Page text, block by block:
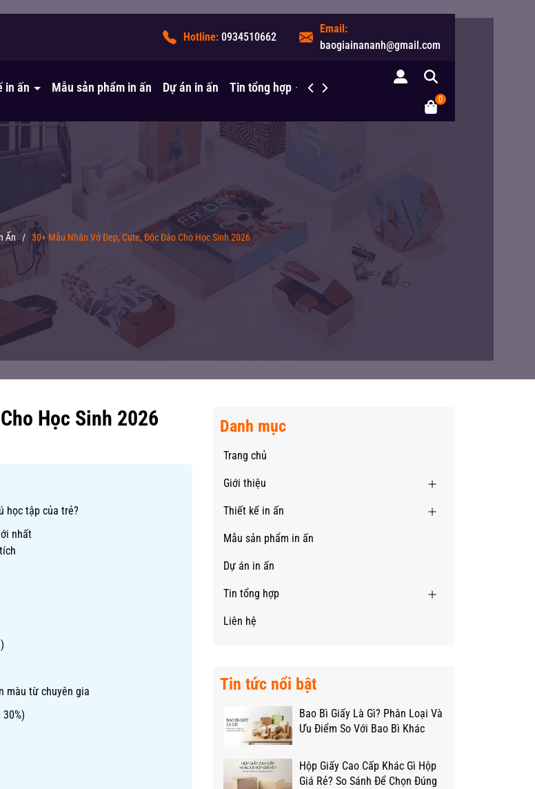
Hotline: 0934510662
Email:
baogiainananh@gmail.com
in ấn Mẫu sản phẩm in ấn Dự án in ấn Tin tổng hợp Liên hệ
0
Ấn / 30+ Mẫu Nhãn Vở Đẹp, Cute, Độc Đáo Cho Học Sinh 2026
Học Sinh 2026
học tập của trẻ?
nhất
màu từ chuyên gia
Danh mục
Trang chủ
Giới thiệu
Thiết kế in ấn
Mẫu sản phẩm in ấn
Dự án in ấn
Tin tổng hợp
Liên hệ
Tin tức nổi bật
Bao Bì Giấy Là Gì? Phân Loại Và
Ưu Điểm So Với Bao Bì Khác
Hộp Giấy Cao Cấp Khác Gì Hộp
Giá Rẻ? So Sánh Để Chọn Đúng